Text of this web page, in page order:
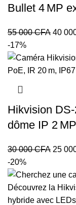
Bullet 4 MP
55 000CFA Le
initial
était :
40
-17%
Hikvision
dôme IP 2
30 000CFA Le
initial
était :
30
25
-20%